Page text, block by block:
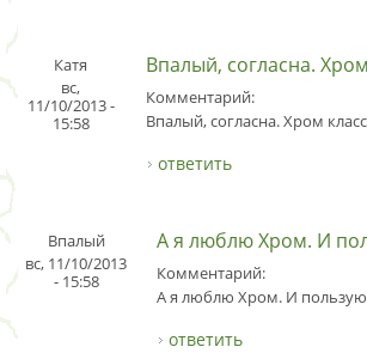
Катя
вс,
11/10/2013 -
15:58
Впалый, согласна. Хром
Комментарий:
Впалый, согласна. Хром
ответить
Впалый
вс, 11/10/2013
- 15:58
А я люблю Хром. И
Комментарий:
А я люблю Хром. И
ответить